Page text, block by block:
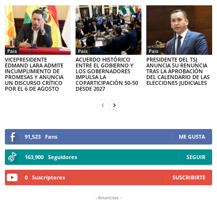
Pais
VICEPRESIDENTE
EDMAND LARA ADMITE
INCUMPLIMIENTO DE
PROMESAS Y ANUNCIA
UN DISCURSO CRÍTICO
POR EL 6 DE AGOSTO
Pais
ACUERDO HISTÓRICO
ENTRE EL GOBIERNO Y
LOS GOBERNADORES
IMPULSA LA
COPARTICIPACIÓN 50-50
DESDE 2027
Pais
PRESIDENTE DEL TSJ
ANUNCIA SU RENUNCIA
TRAS LA APROBACIÓN
DEL CALENDARIO DE LAS
ELECCIONES JUDICIALES
91,523 Fans ME GUSTA
163,900 Seguidores SEGUIR
0 Suscriptores SUSCRIBIRTE
- Anuncios -